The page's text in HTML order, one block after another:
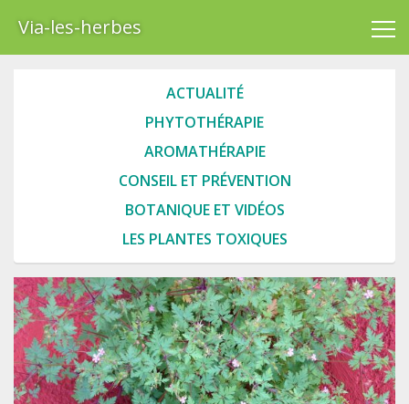
Via-les-herbes
ACTUALITÉ
PHYTOTHÉRAPIE
AROMATHÉRAPIE
CONSEIL ET PRÉVENTION
BOTANIQUE ET VIDÉOS
LES PLANTES TOXIQUES